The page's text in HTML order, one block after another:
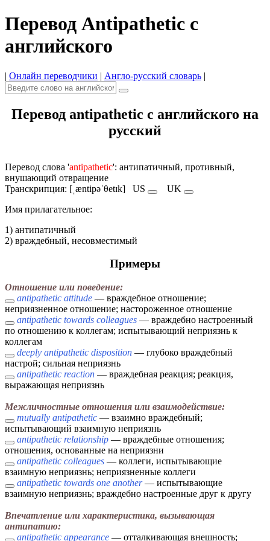
Перевод Antipathetic с
английского
| Онлайн переводчики | Англо-русский словарь |
Перевод antipathetic с английского на
русский
Перевод слова 'antipathetic': антипатичный, противный,
внушающий отвращение
Транскрипция: [ˌæntipəˈθetɪk] US
UK
Имя прилагательное:
1) антипатичный
2) враждебный, несовместимый
Примеры
Отношение или поведение:
antipathetic attitude — враждебное отношение;
неприязненное отношение; настороженное отношение
antipathetic towards colleagues — враждебно настроенный
по отношению к коллегам; испытывающий неприязнь к
коллегам
deeply antipathetic disposition — глубоко враждебный
настрой; сильная неприязнь
antipathetic reaction — враждебная реакция; реакция,
выражающая неприязнь
Межличностные отношения или взаимодействие:
mutually antipathetic — взаимно враждебный;
испытывающий взаимную неприязнь
antipathetic relationship — враждебные отношения;
отношения, основанные на неприязни
antipathetic colleagues — коллеги, испытывающие
взаимную неприязнь; неприязненные коллеги
antipathetic towards one another— испытывающие
взаимную неприязнь; враждебно настроенные друг к другу
Впечатление или характеристика, вызывающая
антипатию:
antipathetic appearance — отталкивающая внешность;